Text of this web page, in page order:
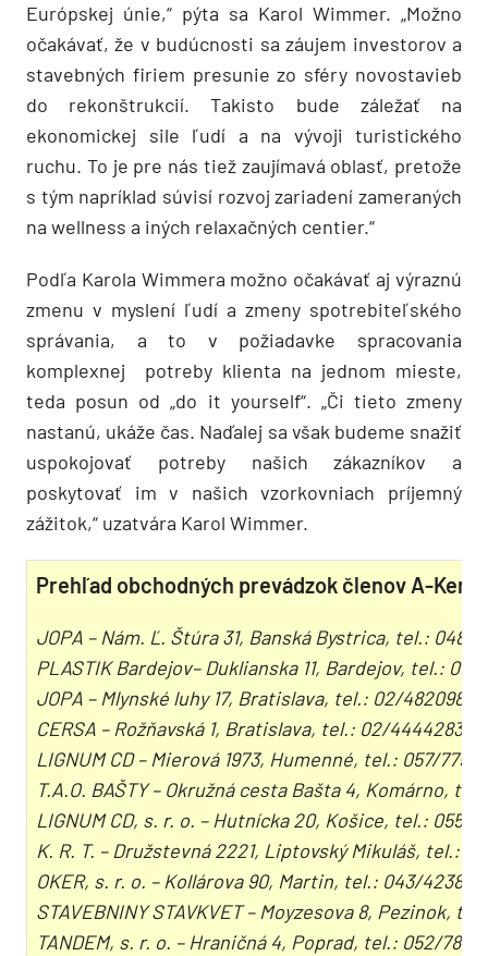
Európskej únie,“ pýta sa Karol Wimmer. „Možno
očakávať, že v budúcnosti sa záujem investorov a
stavebných firiem presunie zo sféry novostavieb
do rekonštrukcií. Takisto bude záležať na
ekonomickej sile ľudí a na vývoji turistického
ruchu. To je pre nás tiež zaujímavá oblasť, pretože
s tým napríklad súvisí rozvoj zariadení zameraných
na wellness a iných relaxačných centier.“
Podľa Karola Wimmera možno očakávať aj výraznú
zmenu v myslení ľudí a zmeny spotrebiteľského
správania, a to v požiadavke spracovania
komplexnej potreby klienta na jednom mieste,
teda posun od „do it yourself“. „Či tieto zmeny
nastanú, ukáže čas. Naďalej sa však budeme snažiť
uspokojovať potreby našich zákazníkov a
poskytovať im v našich vzorkovniach príjemný
zážitok,“ uzatvára Karol Wimmer.
Prehľad obchodných prevádzok členov A-
JOPA – Nám. Ľ. Štúra 31, Banská Bystrica, tel.: 048/
PLASTIK Bardejov– Duklianska 11, Bardejov, tel.:
JOPA – Mlynské luhy 17, Bratislava, tel.: 02/48209810
CERSA – Rožňavská 1, Bratislava, tel.: 02/44442833
LIGNUM CD – Mierová 1973, Humenné, tel.: 057/
T.A.O. BAŠTY – Okružná cesta Bašta 4, Komárno,
LIGNUM CD, s. r. o. – Hutnícka 20, Košice, tel.: 055/
K. R. T. – Družstevná 2221, Liptovský Mikuláš, tel.:
OKER, s. r. o. – Kollárova 90, Martin, tel.: 043/
STAVEBNINY STAVKVET – Moyzesova 8, Pezinok,
TANDEM, s. r. o. – Hraničná 4, Poprad, tel.: 052/